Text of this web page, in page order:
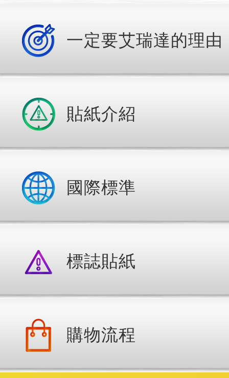
一定要艾瑞達的理由
貼紙介紹
國際標準
標誌貼紙
購物流程